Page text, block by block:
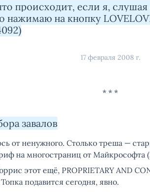
происходит, если я,
нажимаю на кнопку
17 февраля 2008 г.
завалов
от ненужного. Столько треша —
на многостраниц от Майкрософта
этот ещё, PROPRIETARY AND
подавится сегодня, явно.